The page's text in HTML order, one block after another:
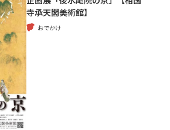
寺承天閣美術館】
おでかけ